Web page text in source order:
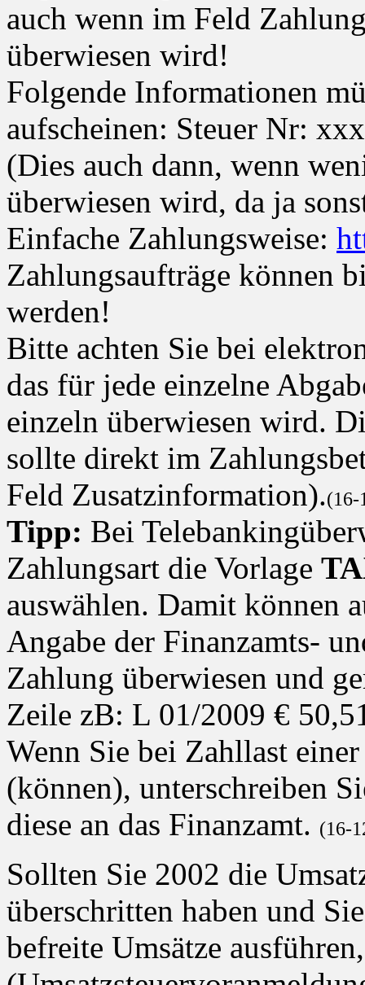
auch wenn im Feld
überwiesen wird!
Folgende Informationen
aufscheinen: Steuer Nr:
(Dies auch dann, wenn
überwiesen wird, da ja
Einfache Zahlungsweise:
Zahlungsaufträge können
werden!
Bitte achten Sie bei
das für jede einzelne
einzeln überwiesen wird.
sollte direkt im
Feld Zusatzinformation).(16-
Tipp: Bei
Zahlungsart die Vorlage
auswählen. Damit können
Angabe der Finanzamts-
Zahlung überwiesen und
Zeile zB: L 01/2009 €
Wenn Sie bei Zahllast
(können), unterschreiben
diese an das Finanzamt. (16-
Sollten Sie 2002 die
überschritten haben und
befreite Umsätze